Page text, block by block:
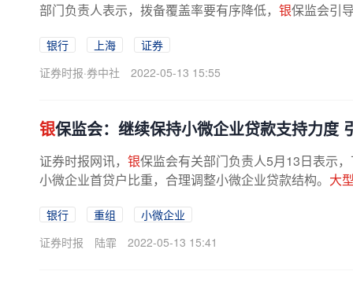
部门负责人表示，拨备覆盖率要有序降低， 银保监会引
银行 上海
证券
证券时报·券中社
2022-05-13 15:55
银保监会：继续保持小微企业贷款支持力度
证券时报网讯， 银保监会有关部门负责人5月13日表示
小微企业首贷户比重，合理调整小微企业贷款结构。 大
银行 重组
小微企业
证券时报
陆霏 2022-05-13 15:41